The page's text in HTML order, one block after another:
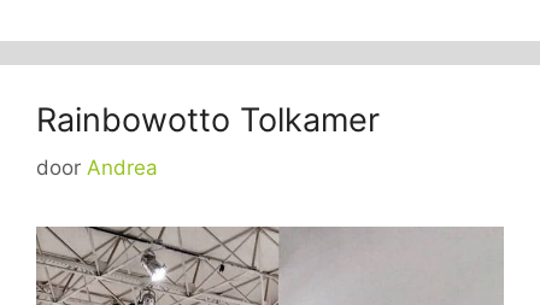
Rainbowotto Tolkamer
door Andrea